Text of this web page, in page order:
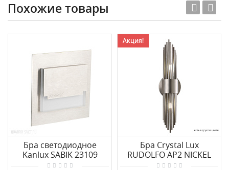
Похожие товары
Бра светодиодное
Kanlux SABIK 23109
Акция!
Бра Crystal Lux
RUDOLFO AP2 NICKEL